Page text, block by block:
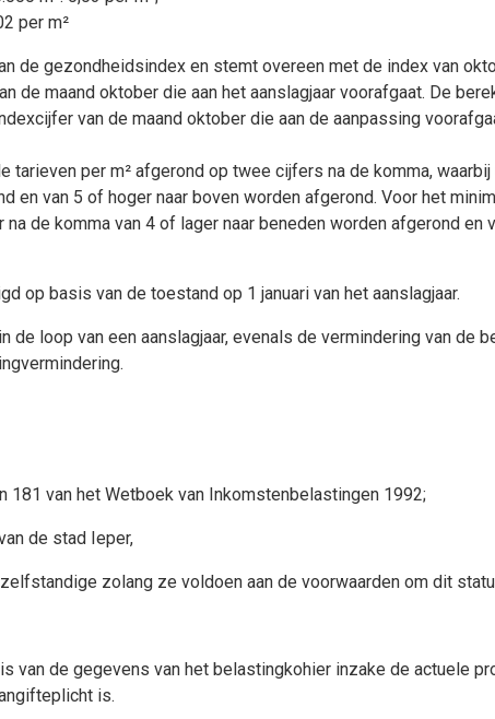
per m²
de gezondheidsindex en stemt overeen met de index van
de maand oktober die aan het aanslagjaar voorafgaat. De
van de maand oktober die aan de aanpassing
per m² afgerond op twee cijfers na de komma,
en van 5 of hoger naar boven worden afgerond. Voor het
de komma van 4 of lager naar beneden worden afgerond en
op basis van de toestand op 1 januari van het aanslagjaar.
loop van een aanslagjaar, evenals de vermindering van de
van het Wetboek van Inkomstenbelastingen 1992;
de stad Ieper,
zolang ze voldoen aan de voorwaarden om dit
van de gegevens van het belastingkohier inzake de actuele
is.